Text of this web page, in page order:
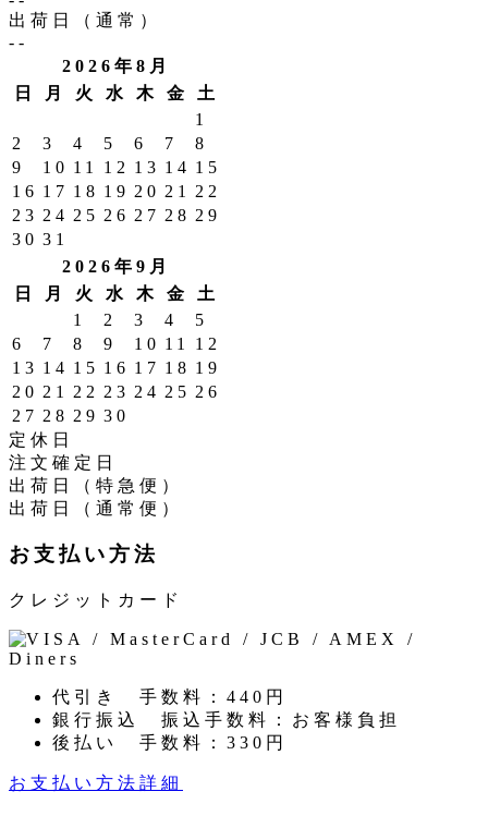
出荷日（通常）
--
2026年8月
日
月 火 水 木 金
土
1
2
3 4 5 6 7
8
9
10 11 12 13 14 15
16 17 18 19 20 21
22
23 24 25 26 27 28 29
30 31
2026年9月
日
月 火 水 木 金
土
1
2 3 4
5
6
7 8 9 10 11
12
13 14 15 16 17 18 19
20 21 22 23 24 25 26
27 28 29 30
定休日
注文確定日
出荷日（特急便）
出荷日（通常便）
お支払い方法
クレジットカード
代引き 手数料：440円
銀行振込 振込手数料：お客様負担
後払い 手数料：330円
お支払い方法詳細